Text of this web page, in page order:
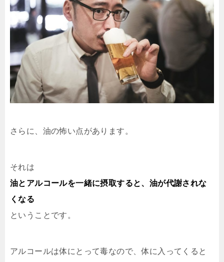
さらに、油の怖い点があります。
それは
油とアルコールを一緒に摂取すると、油が代謝されな
くなる
ということです。
アルコールは体にとって毒なので、体に入ってくると